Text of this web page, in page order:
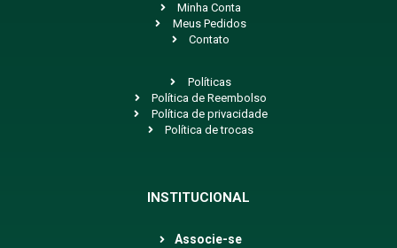
Minha Conta
Meus Pedidos
Contato
Políticas
Política de Reembolso
Política de privacidade
Política de trocas
INSTITUCIONAL
Associe-se